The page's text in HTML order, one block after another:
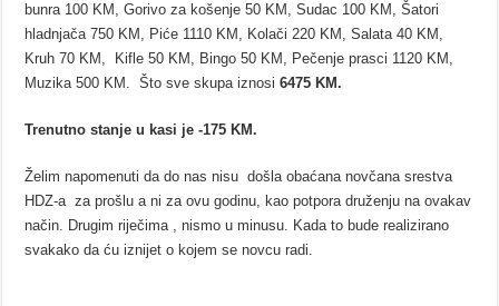
bunra 100 KM, Gorivo za košenje 50 KM, Sudac 100 KM, Šatori
hladnjača 750 KM, Piće 1110 KM, Kolači 220 KM, Salata 40 KM,
Kruh 70 KM, Kifle 50 KM, Bingo 50 KM, Pečenje prasci 1120 KM,
Muzika 500 KM. Što sve skupa iznosi6475 KM.
Trenutno stanje u kasi je -175 KM.
Želim napomenuti da do nas nisu došla obaćana novčana srestva
HDZ-a za prošlu a ni za ovu godinu, kao potpora druženju na ovakav
način. Drugim riječima , nismo u minusu. Kada to bude realizirano
svakako da ću iznijet o kojem se novcu radi.